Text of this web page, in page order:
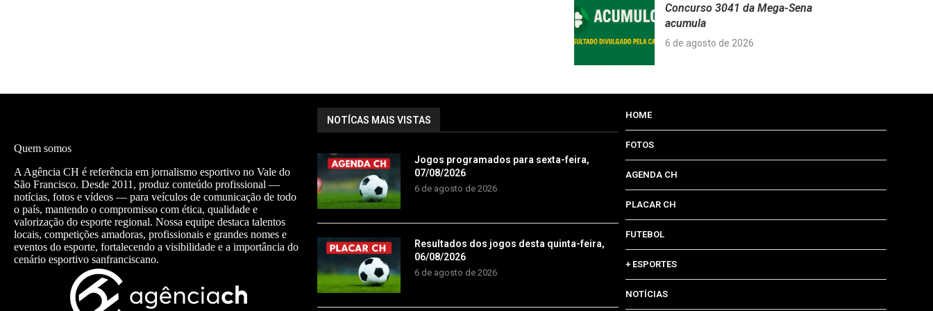
Concurso 3041 da Mega-Sena
acumula
6 de agosto de 2026
Quem somos
A Agência CH é referência em jornalismo esportivo no Vale do
São Francisco. Desde 2011, produz conteúdo profissional —
notícias, fotos e vídeos — para veículos de comunicação de todo
o país, mantendo o compromisso com ética, qualidade e
valorização do esporte regional. Nossa equipe destaca talentos
locais, competições amadoras, profissionais e grandes nomes e
eventos do esporte, fortalecendo a visibilidade e a importância do
cenário esportivo sanfranciscano.
NOTÍCAS MAIS VISTAS
Jogos programados para sexta-feira,
07/08/2026
6 de agosto de 2026
Resultados dos jogos desta quinta-feira,
06/08/2026
6 de agosto de 2026
HOME
FOTOS
AGENDA CH
PLACAR CH
FUTEBOL
+ ESPORTES
NOTÍCIAS